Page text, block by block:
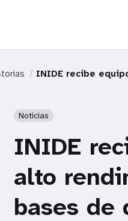
INIDE recibe
Noticias
INIDE
alto
bases de